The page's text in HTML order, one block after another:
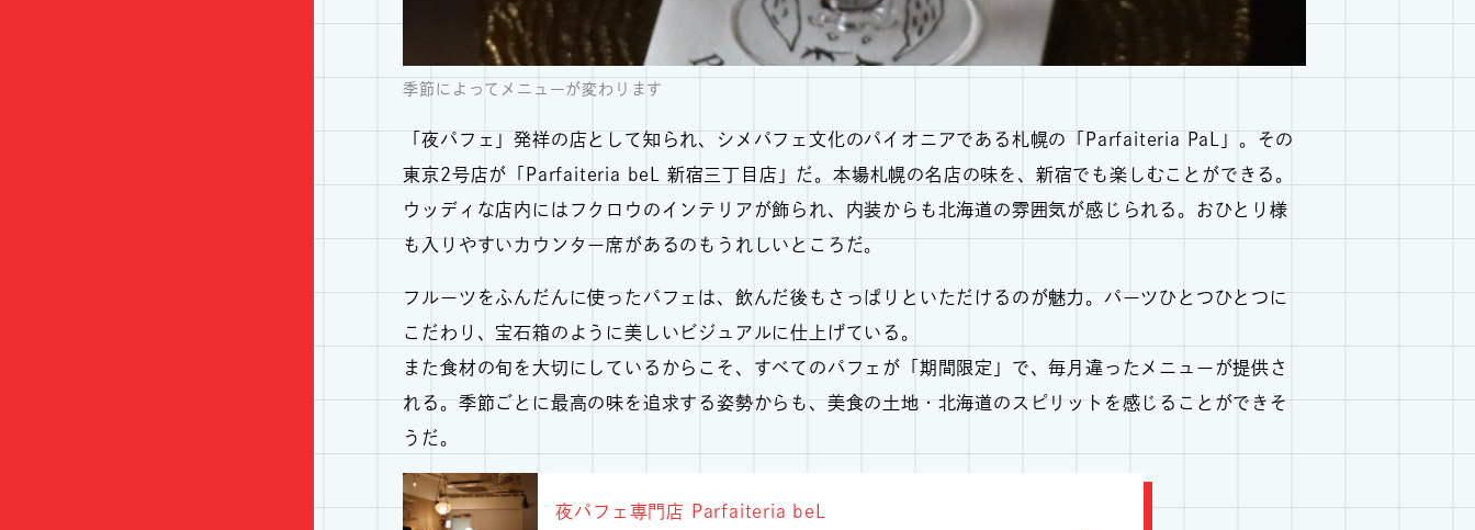
季節によってメニューが変わります
「夜パフェ」発祥の店として知られ、シメパフェ文化のパイオニアである札幌の「Parfaiteria PaL」。その
東京2号店が「Parfaiteria beL 新宿三丁目店」だ。本場札幌の名店の味を、新宿でも楽しむことができる。
ウッディな店内にはフクロウのインテリアが飾られ、内装からも北海道の雰囲気が感じられる。おひとり様
も入りやすいカウンター席があるのもうれしいところだ。
フルーツをふんだんに使ったパフェは、飲んだ後もさっぱりといただけるのが魅力。パーツひとつひとつに
こだわり、宝石箱のように美しいビジュアルに仕上げている。
また食材の旬を大切にしているからこそ、すべてのパフェが「期間限定」で、毎月違ったメニューが提供さ
れる。季節ごとに最高の味を追求する姿勢からも、美食の土地・北海道のスピリットを感じることができそ
うだ。
夜パフェ専門店 Parfaiteria beL